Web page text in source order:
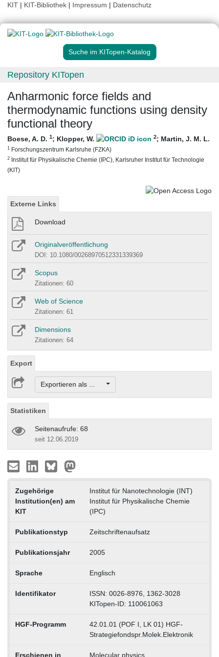
KIT | KIT-Bibliothek | Impressum | Datenschutz
Suche im KITopen-Katalog
Repository KITopen
Anharmonic force fields and
thermodynamic functions using density
functional theory
Boese, A. D. 1; Klopper, W. 2; Martin, J. M. L.
1 Forschungszentrum Karlsruhe (FZKA)
2 Institut für Physikalische Chemie (IPC), Karlsruher Institut für Technologie
(KIT)
Externe Links
Download
Originalveröffentlichung
DOI: 10.1080/00268970512331339369
Scopus
Zitationen: 60
Web of Science
Zitationen: 61
Dimensions
Zitationen: 64
Export
Exportieren als ...
Statistiken
Seitenaufrufe: 68
seit 12.06.2019
Zugehörige
Institution(en) am
KIT
Institut für Nanotechnologie (INT)
Institut für Physikalische Chemie
(IPC)
Publikationstyp Zeitschriftenaufsatz
Publikationsjahr 2005
Sprache Englisch
Identifikator
ISSN: 0026-8976, 1362-3028
KITopen-ID: 110061063
HGF-Programm
42.01.01 (POF I, LK 01) HGF-
Strategiefondspr.Molek.Elektronik
Erschienen in Molecular physics